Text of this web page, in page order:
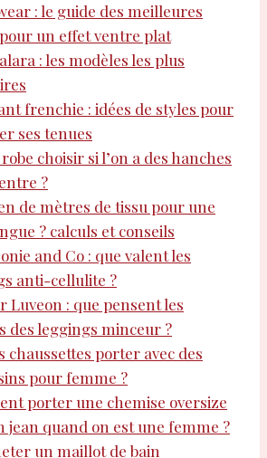
: le guide des meilleures
un effet ventre plat
: les modèles les plus
frenchie : idées de styles pour
ses tenues
choisir si l’on a des hanches
?
de mètres de tissu pour une
? calculs et conseils
and Co : que valent les
anti-cellulite ?
Luveon : que pensent les
des leggings minceur ?
chaussettes porter avec des
pour femme ?
porter une chemise oversize
jean quand on est une femme ?
un maillot de bain